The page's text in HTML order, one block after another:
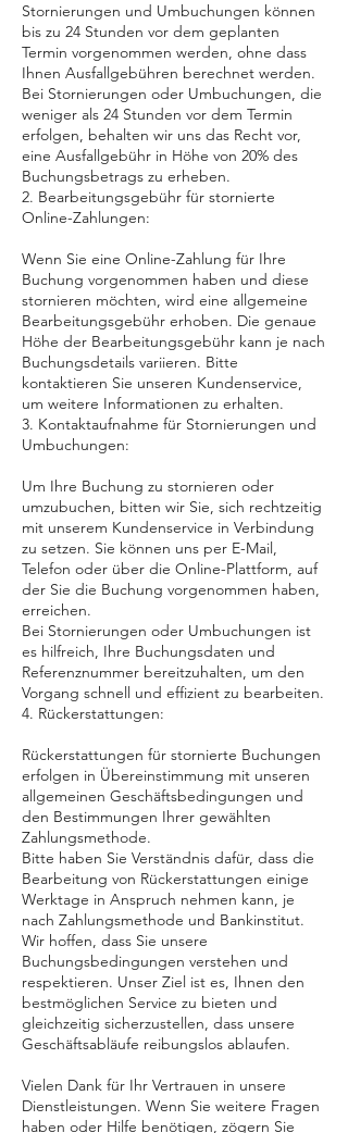
Stornierungen und Umbuchungen können
bis zu 24 Stunden vor dem geplanten
Termin vorgenommen werden, ohne dass
Ihnen Ausfallgebühren berechnet werden.
Bei Stornierungen oder Umbuchungen, die
weniger als 24 Stunden vor dem Termin
erfolgen, behalten wir uns das Recht vor,
eine Ausfallgebühr in Höhe von 20% des
Buchungsbetrags zu erheben.
2. Bearbeitungsgebühr für stornierte
Online-Zahlungen:
Wenn Sie eine Online-Zahlung für Ihre
Buchung vorgenommen haben und diese
stornieren möchten, wird eine allgemeine
Bearbeitungsgebühr erhoben. Die genaue
Höhe der Bearbeitungsgebühr kann je nach
Buchungsdetails variieren. Bitte
kontaktieren Sie unseren Kundenservice,
um weitere Informationen zu erhalten.
3. Kontaktaufnahme für Stornierungen und
Umbuchungen:
Um Ihre Buchung zu stornieren oder
umzubuchen, bitten wir Sie, sich rechtzeitig
mit unserem Kundenservice in Verbindung
zu setzen. Sie können uns per E-Mail,
Telefon oder über die Online-Plattform, auf
der Sie die Buchung vorgenommen haben,
erreichen.
Bei Stornierungen oder Umbuchungen ist
es hilfreich, Ihre Buchungsdaten und
Referenznummer bereitzuhalten, um den
Vorgang schnell und effizient zu bearbeiten.
4. Rückerstattungen:
Rückerstattungen für stornierte Buchungen
erfolgen in Übereinstimmung mit unseren
allgemeinen Geschäftsbedingungen und
den Bestimmungen Ihrer gewählten
Zahlungsmethode.
Bitte haben Sie Verständnis dafür, dass die
Bearbeitung von Rückerstattungen einige
Werktage in Anspruch nehmen kann, je
nach Zahlungsmethode und Bankinstitut.
Wir hoffen, dass Sie unsere
Buchungsbedingungen verstehen und
respektieren. Unser Ziel ist es, Ihnen den
bestmöglichen Service zu bieten und
gleichzeitig sicherzustellen, dass unsere
Geschäftsabläufe reibungslos ablaufen.
Vielen Dank für Ihr Vertrauen in unsere
Dienstleistungen. Wenn Sie weitere Fragen
haben oder Hilfe benötigen, zögern Sie